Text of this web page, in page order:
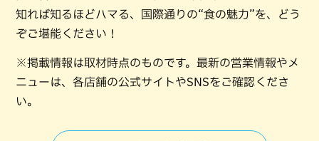
知れば知るほどハマる、国際通りの“食の魅力”を、どう
ぞご堪能ください！
※掲載情報は取材時点のものです。最新の営業情報やメ
ニューは、各店舗の公式サイトやSNSをご確認くださ
い。